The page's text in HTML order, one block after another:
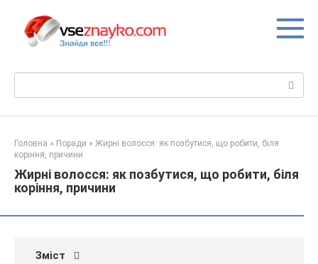
вмісту
Головна » Поради » Жирні волосся: як позбутися, що робити, біля
коріння, причини
Жирні волосся: як позбутися, що робити, біля
коріння, причини
Зміст